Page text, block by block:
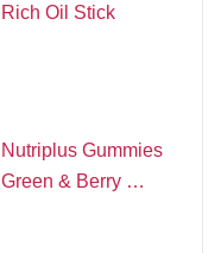
Rich Oil Stick
Nutriplus Gummies
Green & Berry …